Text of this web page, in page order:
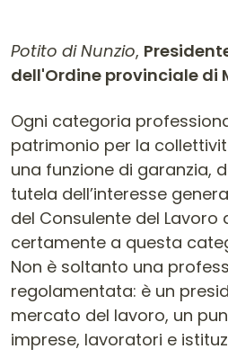
Potito di Nunzio,
dell'Ordine provinciale di
Contenuto
Ogni categoria
patrimonio per la
una funzione di garanzia,
tutela dell’interesse
del Consulente del Lavoro
certamente a questa
Non è soltanto una
regolamentata: è un
mercato del lavoro, un
imprese, lavoratori e